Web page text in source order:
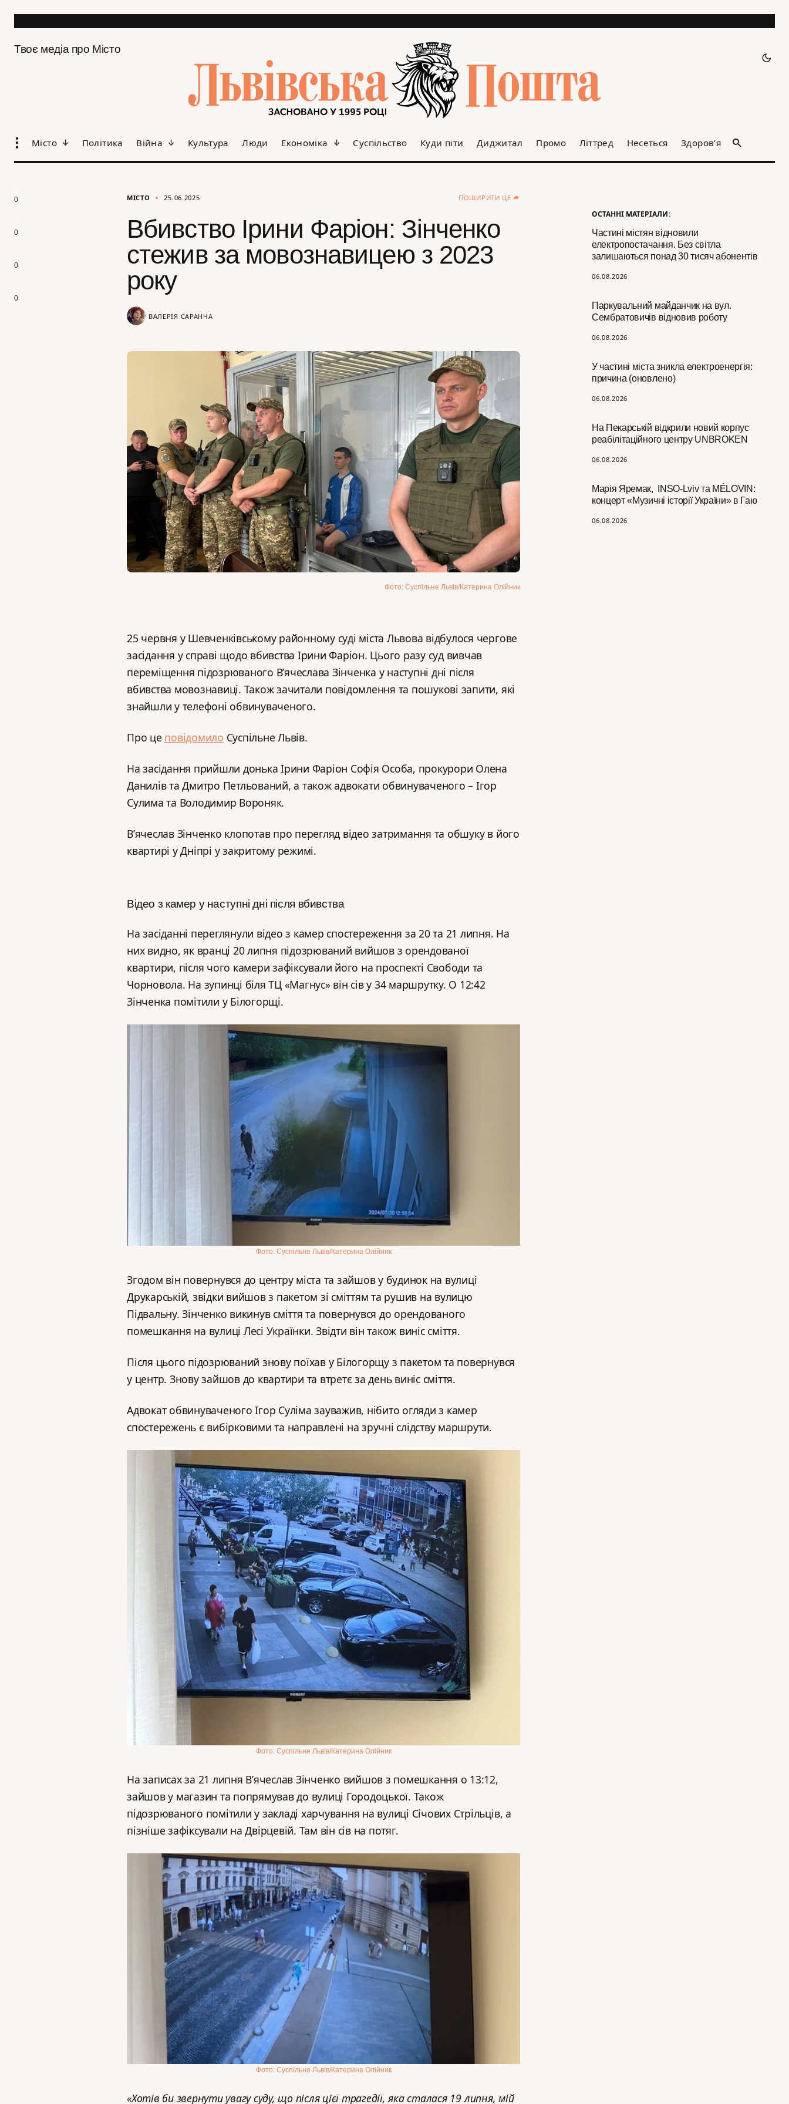
Твоє медіа про Місто
Місто Політика Війна Культура Люди Економіка Суспільство Куди піти Диджитал Промо Літтред Несеться Здоров’я
ОСТАННІ МАТЕРІАЛИ:
Частині містян відновили
електропостачання. Без світла
залишаються понад 30 тисяч абонентів
06.08.2026
Паркувальний майданчик на вул.
Сембратовичів відновив роботу
06.08.2026
У частині міста зникла електроенергія:
причина (оновлено)
06.08.2026
На Пекарській відкрили новий корпус
реабілітаційного центру UNBROKEN
06.08.2026
Марія Яремак, INSO-Lviv та MÉLOVIN:
концерт «Музичні історії України» в Гаю
06.08.2026
МІСТО 25.06.2025 ПОШИРИТИ ЦЕ
Вбивство Ірини Фаріон: Зінченко
стежив за мовознавицею з 2023
року
ВАЛЕРІЯ САРАНЧА
Фото: Суспільне Львів/Катерина Олійник
25 червня у Шевченківському районному суді міста Львова відбулося чергове
засідання у справі щодо вбивства Ірини Фаріон. Цього разу суд вивчав
переміщення підозрюваного В’ячеслава Зінченка у наступні дні після
вбивства мовознавиці. Також зачитали повідомлення та пошукові запити, які
знайшли у телефоні обвинуваченого.
Про це повідомило Суспільне Львів.
На засідання прийшли донька Ірини Фаріон Софія Особа, прокурори Олена
Данилів та Дмитро Петльований, а також адвокати обвинуваченого – Ігор
Сулима та Володимир Вороняк.
В’ячеслав Зінченко клопотав про перегляд відео затримання та обшуку в його
квартирі у Дніпрі у закритому режимі.
Відео з камер у наступні дні після вбивства
На засіданні переглянули відео з камер спостереження за 20 та 21 липня. На
них видно, як вранці 20 липня підозрюваний вийшов з орендованої
квартири, після чого камери зафіксували його на проспекті Свободи та
Чорновола. На зупинці біля ТЦ «Магнус» він сів у 34 маршрутку. О 12:42
Зінченка помітили у Білогорщі.
Фото: Суспільне Львів/Катерина Олійник
Згодом він повернувся до центру міста та зайшов у будинок на вулиці
Друкарській, звідки вийшов з пакетом зі сміттям та рушив на вулицю
Підвальну. Зінченко викинув сміття та повернувся до орендованого
помешкання на вулиці Лесі Українки. Звідти він також виніс сміття.
Після цього підозрюваний знову поїхав у Білогорщу з пакетом та повернувся
у центр. Знову зайшов до квартири та втретє за день виніс сміття.
Адвокат обвинуваченого Ігор Суліма зауважив, нібито огляди з камер
спостережень є вибірковими та направлені на зручні слідству маршрути.
Фото: Суспільне Львів/Катерина Олійник
На записах за 21 липня В’ячеслав Зінченко вийшов з помешкання о 13:12,
зайшов у магазин та попрямував до вулиці Городоцької. Також
підозрюваного помітили у закладі харчування на вулиці Січових Стрільців, а
пізніше зафіксували на Двірцевій. Там він сів на потяг.
Фото: Суспільне Львів/Катерина Олійник
«Хотів би звернути увагу суду, що після цієї трагедії, яка сталася 19 липня, мій
0
0
0
0